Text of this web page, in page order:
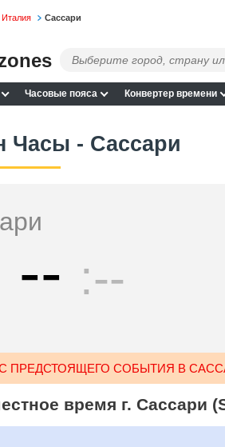
Италия Сассари
Часовые пояса Конвертер времени
Часы - Сассари
-- --
ПРЕДСТОЯЩЕГО СОБЫТИЯ В
время г. Сассари